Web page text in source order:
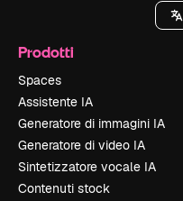
Prodotti
Spaces
Assistente IA
Generatore di immagini IA
Generatore di video IA
Sintetizzatore vocale IA
Contenuti stock